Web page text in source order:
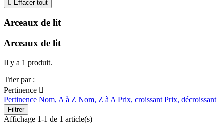
 Effacer tout
Arceaux de lit
Arceaux de lit
Il y a 1 produit.
Trier par :
Pertinence 
Pertinence Nom, A à Z Nom, Z à A Prix, croissant Prix, décroissant
Filtrer
Affichage 1-1 de 1 article(s)